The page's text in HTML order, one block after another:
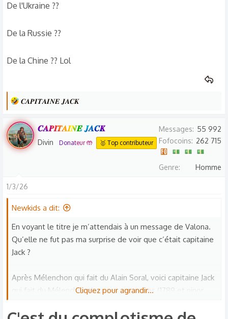
De l'Ukraine ??
De la Russie ??
De la Chine ?? Lol
L
s
r
é
t
o
s
:
𝑪𝑨𝑷𝑰𝑻𝑨𝑰𝑵𝑬 𝑱𝑨𝑪𝑲
𝑪𝑨𝑷𝑰𝑻𝑨𝑰𝑵𝑬 𝑱𝑨𝑪𝑲
Divin Donateur 🤲 🥇 Top contributeur
Messages
55 992
Fofocoins
262 715
Genre Homme
1/3/26
Newkids a dit:
En voyant le titre je m’attendais à un message de Valona.
Qu’elle ne fut pas ma surprise de voir que c’était capitaine
Jack ?
Après Mélenchon qui fait du Alain Soral, voici capitaine Jack
qui fait du Mélenchon dans ses messages (1789 et ninor
Cliquez pour agrandir...